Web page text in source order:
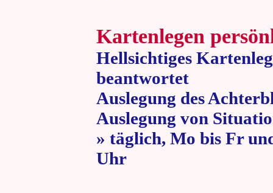
Kartenlegen
Hellsichtiges
beantwortet
Auslegung des
Auslegung von
» täglich, Mo bis Fr
Uhr » 80